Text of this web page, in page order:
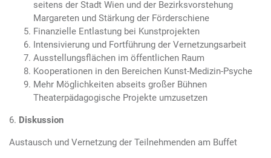
seitens der Stadt Wien und der Bezirksvorstehung
Margareten und Stärkung der Förderschiene
Finanzielle Entlastung bei Kunstprojekten
Intensivierung und Fortführung der Vernetzungsarbeit
Ausstellungsflächen im öffentlichen Raum
Kooperationen in den Bereichen Kunst-Medizin-Psyche
Mehr Möglichkeiten abseits großer Bühnen
Theaterpädagogische Projekte umzusetzen
6. Diskussion
Austausch und Vernetzung der Teilnehmenden am Buffet